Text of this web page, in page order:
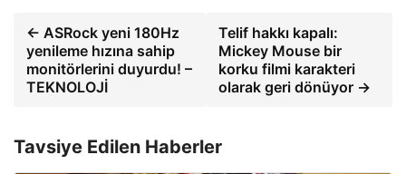
← ASRock yeni 180Hz
yenileme hızına sahip
monitörlerini duyurdu! –
TEKNOLOJİ
Telif hakkı kapalı:
Mickey Mouse bir
korku filmi karakteri
olarak geri dönüyor →
Tavsiye Edilen Haberler